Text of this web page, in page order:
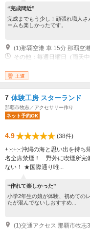
“完成間近”
完成までもう少し！頑張れ職人
ームも楽しかったです。
その他：毎週日曜日（雨天
王道
7 体験工房 スターランド
那覇市牧志／アクセサリー作り
ネット予約OK
4.9
(38件)
+:-:+:-:沖縄の海と思い出を持
名全席禁煙！ 野外に喫煙所完
ない！ ★国際通り唯...
“作れて楽しかった”
小学2年生の娘が体験、初めての
たが混んでないしおすすめ...